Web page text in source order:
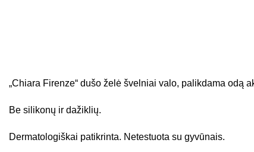
„Chiara Firenze“ dušo želė švelniai valo, palikdama odą
Be silikonų ir dažiklių.
Dermatologiškai patikrinta. Netestuota su gyvūnais.